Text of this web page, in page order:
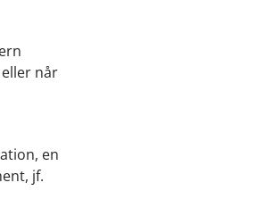
når
en
jf.